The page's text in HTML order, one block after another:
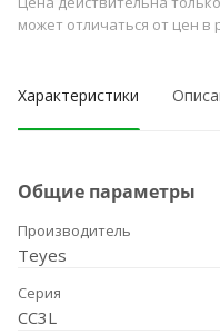
может отличаться от цен в
Характеристики
Общие параметры
Производитель
Teyes
Серия
CC3L